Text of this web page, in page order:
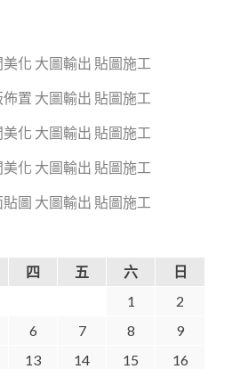
化 大圖輸出 貼圖施工
置 大圖輸出 貼圖施工
化 大圖輸出 貼圖施工
化 大圖輸出 貼圖施工
圖 大圖輸出 貼圖施工
四 五 六
日
1
2
6 7 8
9
13 14 15
16